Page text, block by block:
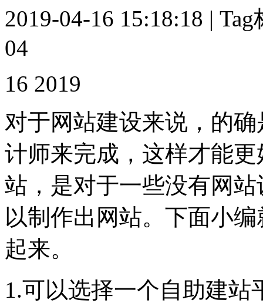
2019-04-16 15:18:18 |
04
16 2019
对于网站建设来说，的
计师来完成，这样才能
站，是对于一些没有网
以制作出网站。下面小
起来。
1.可以选择一个自助建